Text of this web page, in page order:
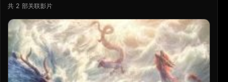
共 2 部关联影片